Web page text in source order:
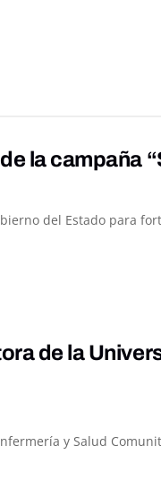
la campaña
del Estado para
de la
y Salud